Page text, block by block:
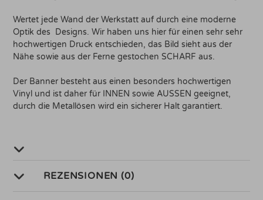
Wertet jede Wand der Werkstatt auf durch eine moderne
Optik des Designs. Wir haben uns hier für einen sehr sehr
hochwertigen Druck entschieden, das Bild sieht aus der
Nähe sowie aus der Ferne gestochen SCHARF aus.
Der Banner besteht aus einen besonders hochwertigen
Vinyl und ist daher für INNEN sowie AUSSEN geeignet,
durch die Metallösen wird ein sicherer Halt garantiert.
REZENSIONEN (0)